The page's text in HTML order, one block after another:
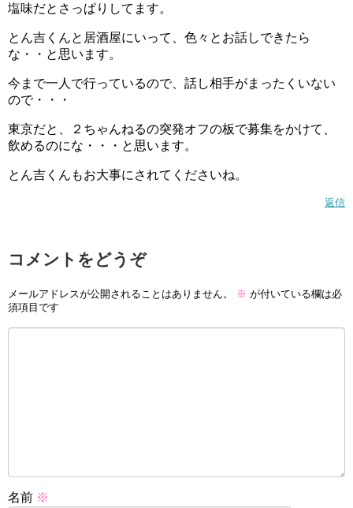
塩味だとさっぱりしてます。
とん吉くんと居酒屋にいって、色々とお話しできたら
な・・と思います。
今まで一人で行っているので、話し相手がまったくいない
ので・・・
東京だと、２ちゃんねるの突発オフの板で募集をかけて、
飲めるのにな・・・と思います。
とん吉くんもお大事にされてくださいね。
返信
コメントをどうぞ
メールアドレスが公開されることはありません。 ※ が付いている欄は必
須項目です
名前 ※